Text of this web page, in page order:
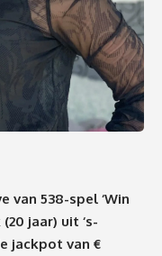
van 538-spel ‘Win
jaar) uit ‘s-
jackpot van €